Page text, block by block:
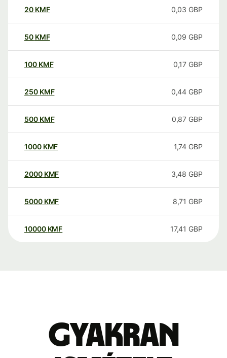
20 KMF 0,03 GBP
50 KMF 0,09 GBP
100 KMF 0,17 GBP
250 KMF 0,44 GBP
500 KMF 0,87 GBP
1000 KMF 1,74 GBP
2000 KMF 3,48 GBP
5000 KMF 8,71 GBP
10000 KMF 17,41 GBP
Gyakran